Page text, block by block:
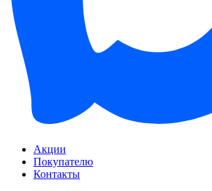
Акции
Покупателю
Контакты